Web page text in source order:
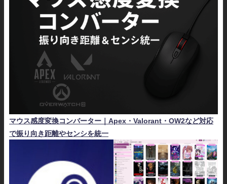
マウス感度変換コンバーター｜Apex・Valorant・OW2など対応
で振り向き距離やセンシを統一